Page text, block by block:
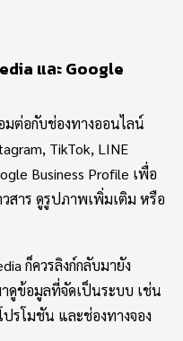
และ Google
มต่อกับช่องทางออนไลน์
TikTok, LINE
Business Profile เพื่อ
สาร ดูรูปภาพเพิ่มเติม หรือ
ก็ควรลิงก์กลับมายัง
ดูข้อมูลที่จัดเป็นระบบ เช่น
ปรโมชัน และช่องทางจอง